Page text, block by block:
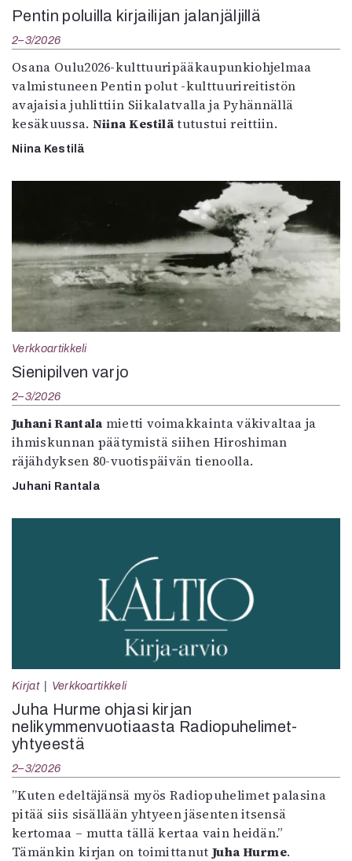
Pentin poluilla kirjailijan jalanjäljillä
2–3/2026
Osana Oulu2026-kulttuuripääkaupunkiohjelmaa
valmistuneen Pentin polut -kulttuurireitistön
avajaisia juhlittiin Siikalatvalla ja Pyhännällä
kesäkuussa. Niina Kestilätutustui reittiin.
Niina Kestilä
Verkkoartikkeli
Sienipilven varjo
2–3/2026
Juhani Rantala mietti voimakkainta väkivaltaa ja
ihmiskunnan päätymistä siihen Hiroshiman
räjähdyksen 80-vuotispäivän tienoolla.
Juhani Rantala
Kirjat Verkkoartikkeli
Juha Hurme ohjasi kirjan
nelikymmenvuotiaasta Radiopuhelimet-
yhtyeestä
2–3/2026
”Kuten edeltäjänsä myös Radiopuhelimet palasina
pitää siis sisällään yhtyeen jäsenten itsensä
kertomaa – mutta tällä kertaa vain heidän.”
Tämänkin kirjan on toimittanut Juha Hurme.